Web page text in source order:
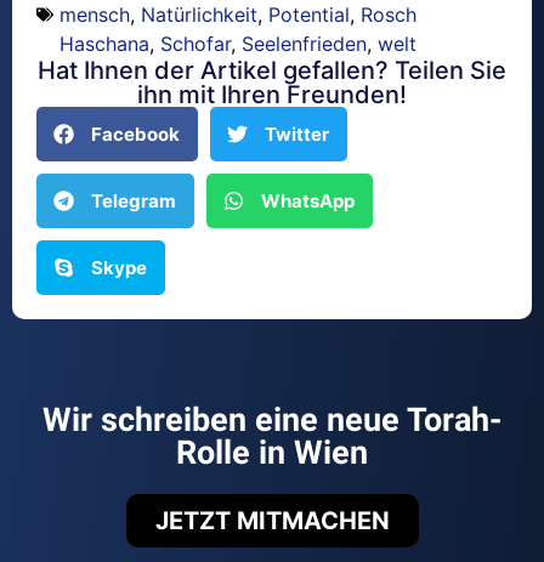
mensch, Natürlichkeit, Potential, Rosch
Haschana, Schofar, Seelenfrieden, welt
Hat Ihnen der Artikel gefallen? Teilen Sie
ihn mit Ihren Freunden!
Facebook Twitter
Telegram WhatsApp
Skype
Wir schreiben eine neue Torah-
Rolle in Wien
JETZT MITMACHEN